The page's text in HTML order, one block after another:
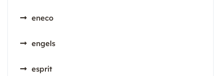
eneco
engels
esprit